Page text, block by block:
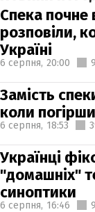
Спека почне
розповіли,
Україні
6 серпня, 20:00
Замість
коли
6 серпня, 18:53
Українці
"домашніх"
синоптики
6 серпня, 16:46